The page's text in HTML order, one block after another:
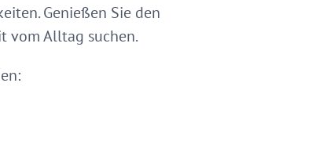
Genießen Sie den
vom Alltag suchen.